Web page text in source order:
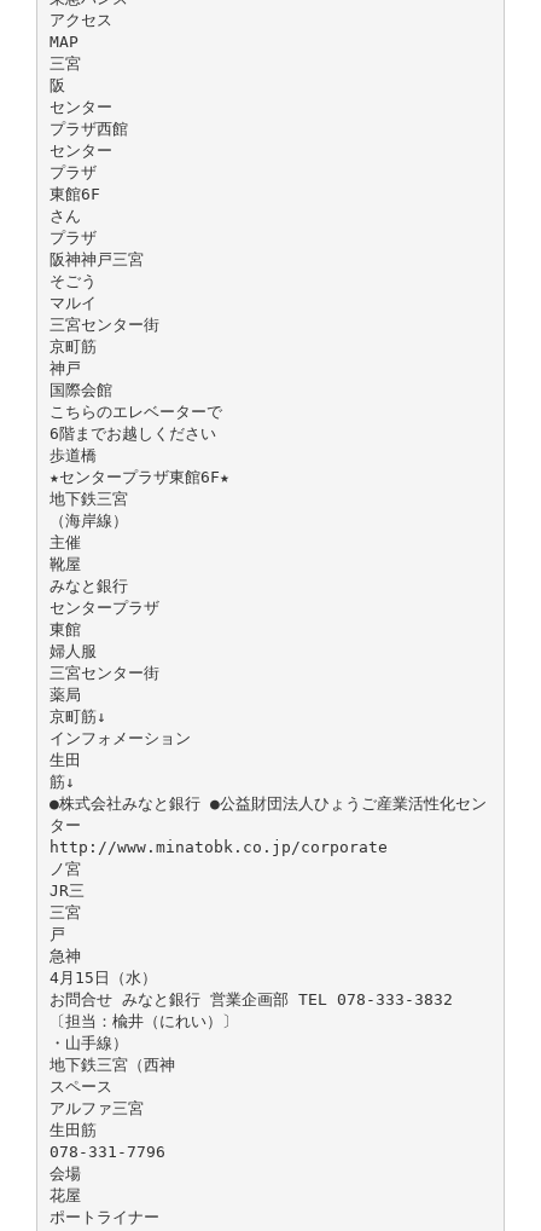
アクセス
MAP
三宮
阪
センター
プラザ西館
センター
プラザ
東館6F
さん
プラザ
阪神神戸三宮
そごう
マルイ
三宮センター街
京町筋
神戸
国際会館
こちらのエレベーターで
6階までお越しください
歩道橋
★センタープラザ東館6F★
地下鉄三宮
（海岸線）
主催
靴屋
みなと銀行
センタープラザ
東館
婦人服
三宮センター街
薬局
京町筋↓
インフォメーション
生田
筋↓
●株式会社みなと銀行 ●公益財団法人ひょうご産業活性化セン
ター
http://www.minatobk.co.jp/corporate
ノ宮
JR三
三宮
戸
急神
4月15日（水）
お問合せ みなと銀行 営業企画部 TEL 078-333-3832
〔担当：楡井（にれい）〕
・山手線）
地下鉄三宮（西神
スペース
アルファ三宮
生田筋
078-331-7796
会場
花屋
ポートライナー